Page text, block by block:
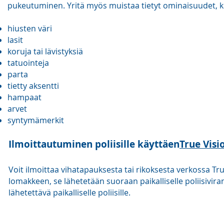
pukeutuminen. Yritä myös muistaa tietyt ominaisuudet,
hiusten väri
lasit
koruja tai lävistyksiä
tatuointeja
parta
tietty aksentti
hampaat
arvet
syntymämerkit
Ilmoittautuminen poliisille käyttäenTrue
Voit ilmoittaa vihatapauksesta tai rikoksesta verkossa
lomakkeen, se lähetetään suoraan paikalliselle
lähetettävä paikalliselle poliisille.